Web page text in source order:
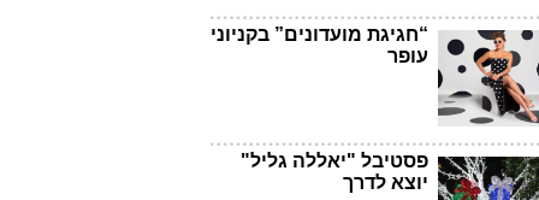
“חגיגת מועדונים” בקניוני
עופר
פסטיבל "יאללה גליל"
יוצא לדרך